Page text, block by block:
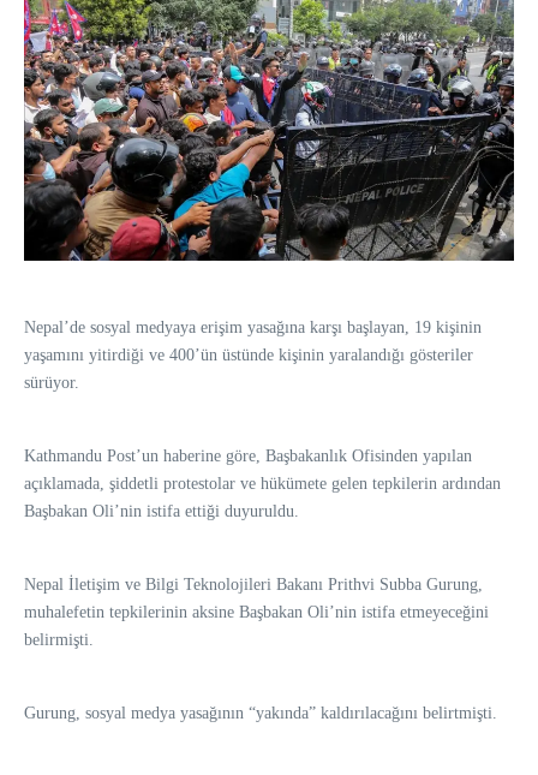
Nepal’de sosyal medyaya erişim yasağına karşı başlayan, 19 kişinin
yaşamını yitirdiği ve 400’ün üstünde kişinin yaralandığı gösteriler
sürüyor.
Kathmandu Post’un haberine göre, Başbakanlık Ofisinden yapılan
açıklamada, şiddetli protestolar ve hükümete gelen tepkilerin ardından
Başbakan Oli’nin istifa ettiği duyuruldu.
Nepal İletişim ve Bilgi Teknolojileri Bakanı Prithvi Subba Gurung,
muhalefetin tepkilerinin aksine Başbakan Oli’nin istifa etmeyeceğini
belirmişti.
Gurung, sosyal medya yasağının “yakında” kaldırılacağını belirtmişti.